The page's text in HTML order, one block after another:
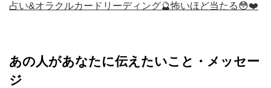
占い&オラクルカードリーディング🔮怖いほど当たる😳❤️
あの人があなたに伝えたいこと・メッセー
ジ